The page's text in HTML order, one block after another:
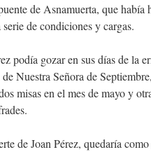
de Asnamuerta, que
de condiciones y cargas.
gozar en sus días de la
Nuestra Señora de
misas en el mes de mayo y
Pérez, quedaría como